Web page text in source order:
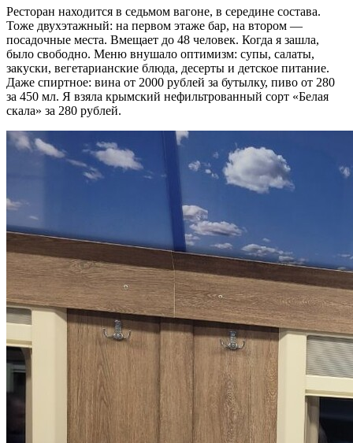
Ресторан находится в седьмом вагоне, в середине состава.
Тоже двухэтажный: на первом этаже бар, на втором —
посадочные места. Вмещает до 48 человек. Когда я зашла,
было свободно. Меню внушало оптимизм: супы, салаты,
закуски, вегетарианские блюда, десерты и детское питание.
Даже спиртное: вина от 2000 рублей за бутылку, пиво от 280
за 450 мл. Я взяла крымский нефильтрованный сорт «Белая
скала» за 280 рублей.